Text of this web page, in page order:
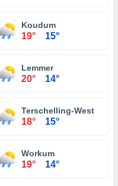
Koudum
19° 15°
Lemmer
20° 14°
Terschelling-West
18° 15°
Workum
19° 14°